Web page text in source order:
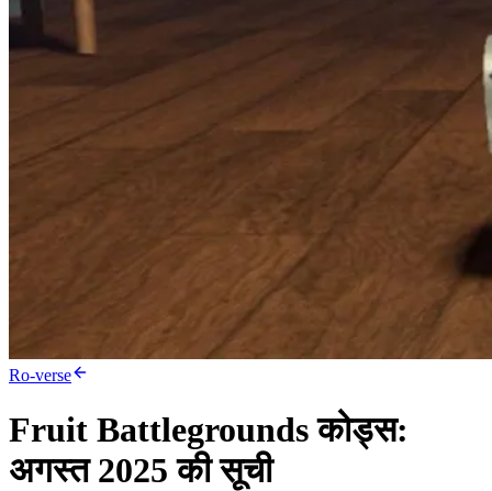
Ro-verse
Fruit Battlegrounds कोड्स:
अगस्त 2025 की सूची